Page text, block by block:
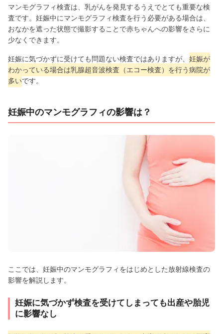
マンモグラフィ検査は、乳がんを発見するうえでとても重要な検
査です。妊娠中にマンモグラフィ検査を行う必要がある場合は、
おなかを遮った状態で撮影することで赤ちゃんへの影響をさらに
少なくできます。
妊娠に気づかずに受けても問題ない検査ではありますが、 妊娠が
わかっている場合は乳腺超音波検査（エコー検査）を行う病院が
多いです。
妊娠中のマンモグラフィの影響は？
ここでは、妊娠中のマンモグラフィをはじめとした放射線検査の
影響を解説します。
妊娠に気づかず検査を受けてしまっても出産や胎児
に影響なし